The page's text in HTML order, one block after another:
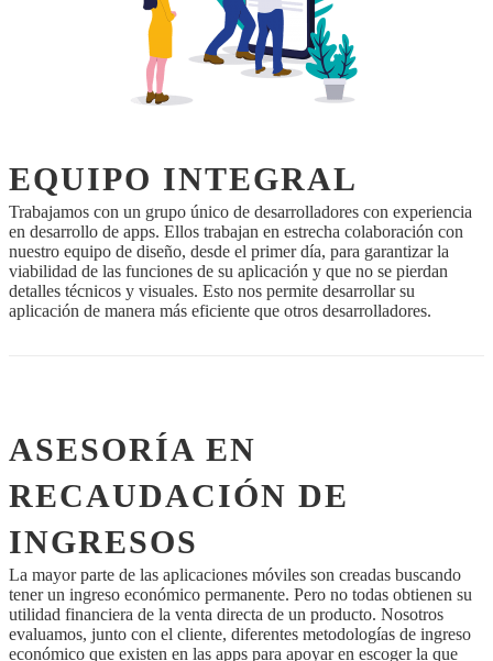
EQUIPO INTEGRAL
Trabajamos con un grupo único de desarrolladores con experiencia
en desarrollo de apps. Ellos trabajan en estrecha colaboración con
nuestro equipo de diseño, desde el primer día, para garantizar la
viabilidad de las funciones de su aplicación y que no se pierdan
detalles técnicos y visuales. Esto nos permite desarrollar su
aplicación de manera más eficiente que otros desarrolladores.
ASESORÍA EN
RECAUDACIÓN DE
INGRESOS
La mayor parte de las aplicaciones móviles son creadas buscando
tener un ingreso económico permanente. Pero no todas obtienen su
utilidad financiera de la venta directa de un producto. Nosotros
evaluamos, junto con el cliente, diferentes metodologías de ingreso
económico que existen en las apps para apoyar en escoger la que